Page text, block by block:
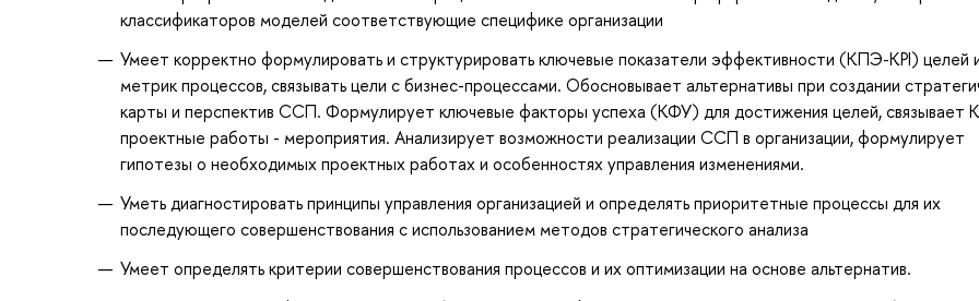
классификаторов моделей соответствующие специфике организации
Умеет корректно формулировать и структурировать ключевые показатели эффективности (КПЭ-KPI) целей
метрик процессов, связывать цели с бизнес-процессами. Обосновывает альтернативы при создании
карты и перспектив ССП. Формулирует ключевые факторы успеха (КФУ) для достижения целей, связывает
проектные работы - мероприятия. Анализирует возможности реализации ССП в организации, формулирует
гипотезы о необходимых проектных работах и особенностях управления изменениями.
Уметь диагностировать принципы управления организацией и определять приоритетные процессы для их
последующего совершенствования с использованием методов стратегического анализа
Умеет определять критерии совершенствования процессов и их оптимизации на основе альтернатив.